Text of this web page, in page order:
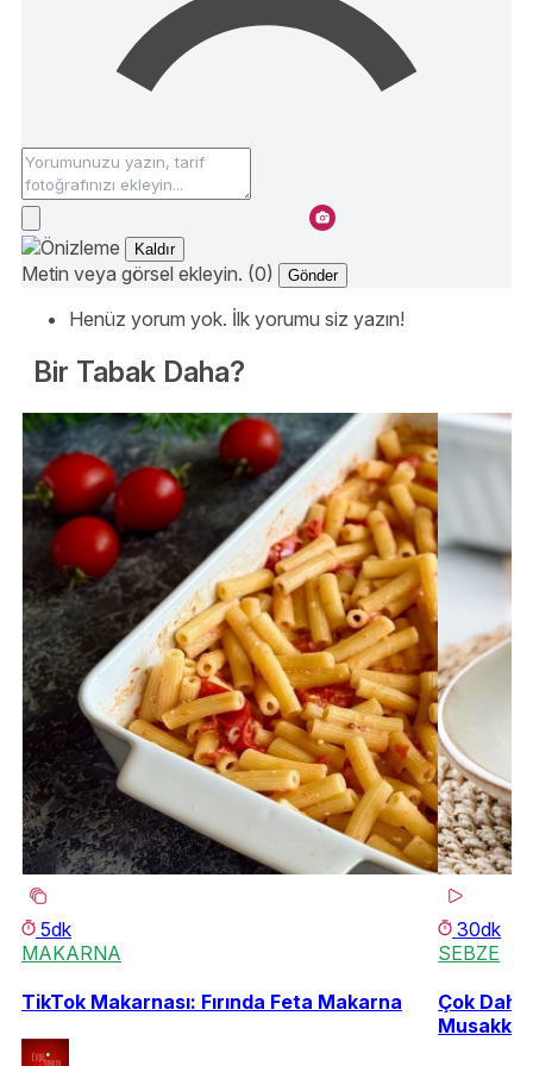
Kaldır
Metin veya görsel ekleyin. (0) Gönder
Henüz yorum yok. İlk yorumu siz yazın!
Bir Tabak Daha?
5dk
MAKARNA
TikTok Makarnası: Fırında Feta Makarna
30dk
SEBZE
Çok
Musakka